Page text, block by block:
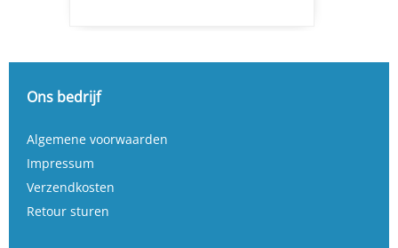
Ons bedrijf
Algemene voorwaarden
Impressum
Verzendkosten
Retour sturen